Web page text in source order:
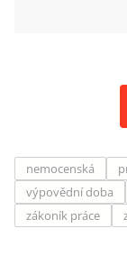
nemocenská
výpovědní doba
zákoník práce